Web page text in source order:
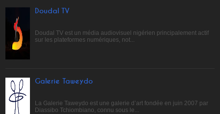
Doudal TV
Doudal TV est un média audiovisuel nigérien principalement actif
sur les plateformes numériques, not...
Galerie Taweydo
La Galerie Taweydo est une galerie d’art fondée en juin 2007 par
Diassibo Tchiombiano, connu sous le...